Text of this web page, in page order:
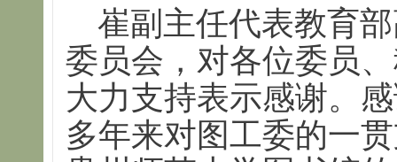
崔副主任代表教育
委员会，对各位委员
大力支持表示感谢。
多年来对图工委的一